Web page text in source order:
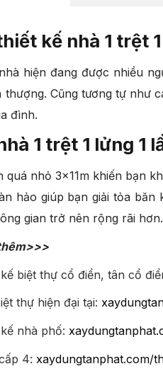
kế nhà 1 trệt
hiện đang được nhiều
thượng. Cũng tương tự như
đình.
1 trệt 1 lửng 1
quá nhỏ 3x11m khiến bạn
hảo giúp bạn giải tỏa
gian trở nên rộng rãi hơn.
biệt thự cổ điển, tân cổ
thự hiện đại tại:
nhà phố:
4: xaydungtanphat.com/